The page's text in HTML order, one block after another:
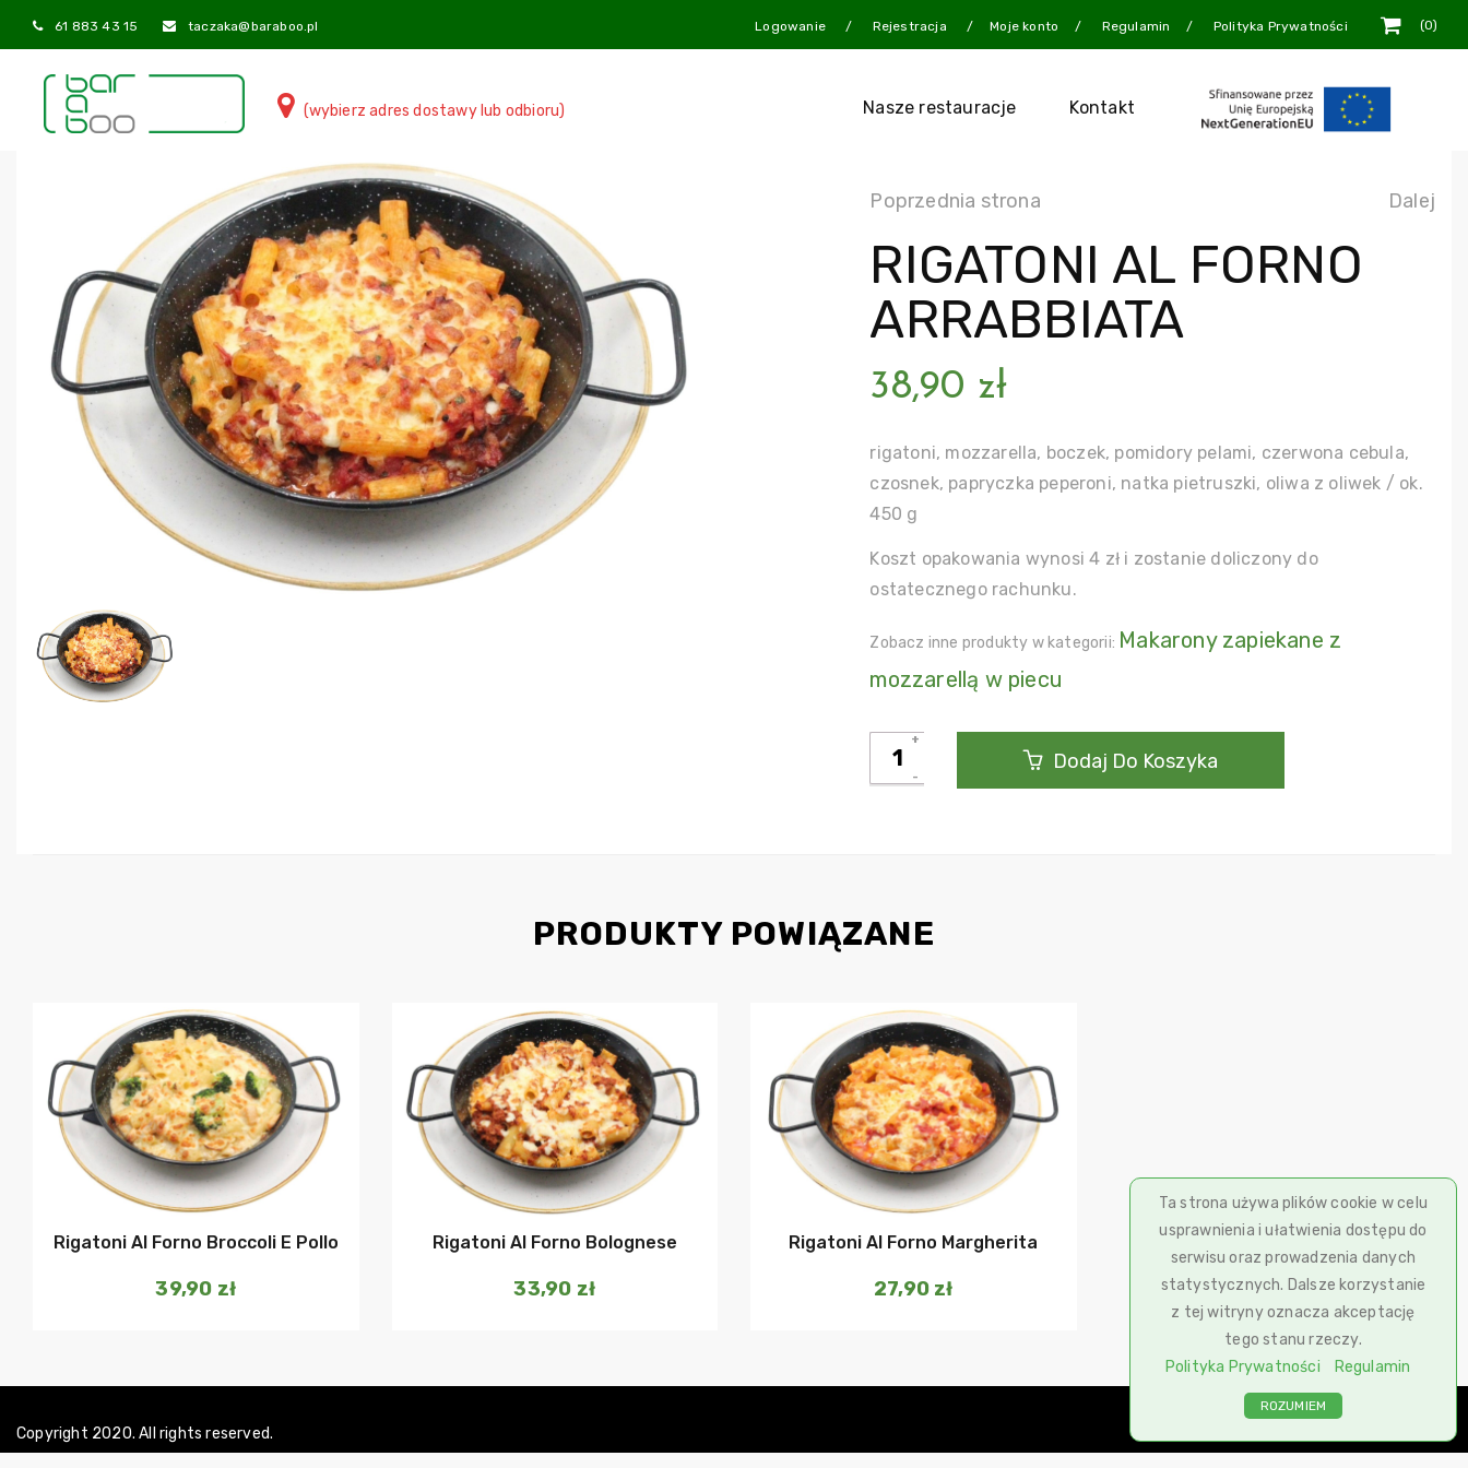
Ta strona używa plików cookie w celu
usprawnienia i ułatwienia dostępu do
serwisu oraz prowadzenia danych
statystycznych. Dalsze korzystanie
z tej witryny oznacza akceptację
tego stanu rzeczy.
Polityka Prywatności
Regulamin
ROZUMIEM
61 883 43 15 taczaka@baraboo.pl 0
Moje konto Regulamin Polityka Prywatności
Logowanie Rejestracja
(wybierz adres dostawy lub odbioru) Nasze restauracje Kontakt
Poprzednia strona Dalej
RIGATONI AL FORNO
ARRABBIATA
38,90 zł
rigatoni, mozzarella, boczek, pomidory pelami, czerwona cebula,
czosnek, papryczka peperoni, natka pietruszki, oliwa z oliwek / ok.
450 g
Koszt opakowania wynosi 4 zł i zostanie doliczony do
ostatecznego rachunku.
Zobacz inne produkty w kategorii: Makarony zapiekane z
mozzarellą w piecu
Rigatoni
Dodaj Do Koszyka
PRODUKTY POWIĄZANE
Dodaj do koszyka
Rigatoni Al Forno Broccoli E Pollo
39,90 zł
Dodaj do koszyka
Rigatoni Al Forno Bolognese
33,90 zł
Dodaj do koszyka
Rigatoni Al Forno Margherita
27,90 zł
Copyright 2020. All rights reserved.